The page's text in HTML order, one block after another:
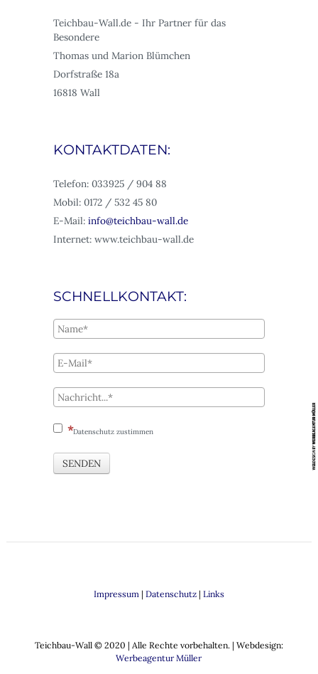
Teichbau-Wall.de - Ihr Partner für das
Besondere
Thomas und Marion Blümchen
Dorfstraße 18a
16818 Wall
KONTAKTDATEN:
Telefon: 033925 / 904 88
Mobil: 0172 / 532 45 80
E-Mail: info@teichbau-wall.de
Internet: www.teichbau-wall.de
SCHNELLKONTAKT:
Datenschutz zustimmen
SENDEN
Impressum| Datenschutz| Links
Teichbau-Wall © 2020 | Alle Rechte vorbehalten. | Webdesign:
Werbeagentur Müller